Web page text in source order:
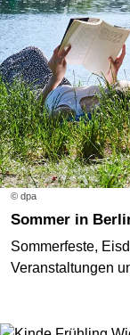
© dpa
Sommer in
Sommerfeste,
Veranstaltungen